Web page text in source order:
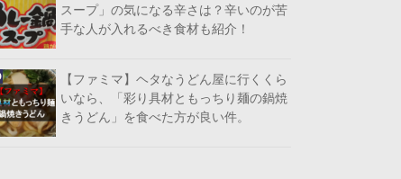
スープ」の気になる辛さは？辛いのが苦
手な人が入れるべき食材も紹介！
【ファミマ】ヘタなうどん屋に行くくら
いなら、「彩り具材ともっちり麺の鍋焼
きうどん」を食べた方が良い件。